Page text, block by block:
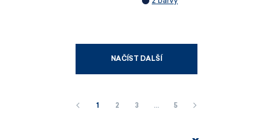
NAČÍST DALŠÍ
1 2 3 … 5